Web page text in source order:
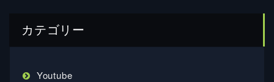
カテゴリー
Youtube